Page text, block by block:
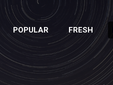
POPULAR FRESH